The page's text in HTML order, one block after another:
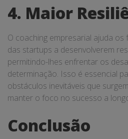
4. Maior
O coaching empresarial ajuda
das startups a desenvolverem
permitindo-lhes enfrentar os
determinação. Isso é essencial
obstáculos inevitáveis que
manter o foco no sucesso a
Conclusão